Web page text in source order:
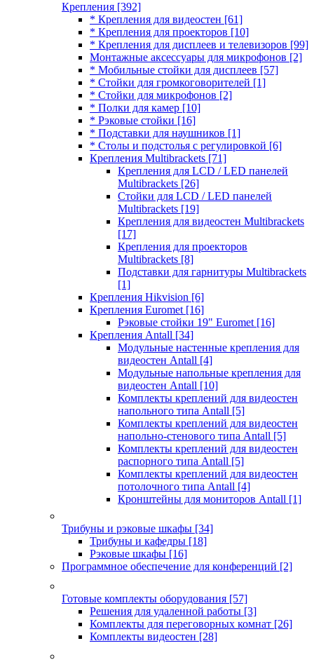
Крепления [392]
* Крепления для видеостен [61]
* Крепления для проекторов [10]
* Крепления для дисплеев и телевизоров [99]
Монтажные аксессуары для микрофонов [2]
* Мобильные стойки для дисплеев [57]
* Стойки для громкоговорителей [1]
* Стойки для микрофонов [2]
* Полки для камер [10]
* Рэковые стойки [16]
* Подставки для наушников [1]
* Столы и подстолья с регулировкой [6]
Крепления Multibrackets [71]
Крепления для LCD / LED панелей
Multibrackets [26]
Стойки для LCD / LED панелей
Multibrackets [19]
Крепления для видеостен Multibrackets
[17]
Крепления для проекторов
Multibrackets [8]
Подставки для гарнитуры Multibrackets
[1]
Крепления Hikvision [6]
Крепления Euromet [16]
Рэковые стойки 19" Euromet [16]
Крепления Antall [34]
Модульные настенные крепления для
видеостен Antall [4]
Модульные напольные крепления для
видеостен Antall [10]
Комплекты креплений для видеостен
напольного типа Antall [5]
Комплекты креплений для видеостен
напольно-стенового типа Antall [5]
Комплекты креплений для видеостен
распорного типа Antall [5]
Комплекты креплений для видеостен
потолочного типа Antall [4]
Кронштейны для мониторов Antall [1]
Трибуны и рэковые шкафы [34]
Трибуны и кафедры [18]
Рэковые шкафы [16]
Программное обеспечение для конференций [2]
Готовые комплекты оборудования [57]
Решения для удаленной работы [3]
Комплекты для переговорных комнат [26]
Комплекты видеостен [28]